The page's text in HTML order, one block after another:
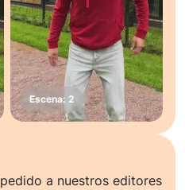
a nuestros editores